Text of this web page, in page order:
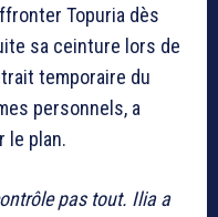
Topuria dès
sa ceinture lors de
temporaire du
personnels, a
le plan.
pas tout. Ilia a